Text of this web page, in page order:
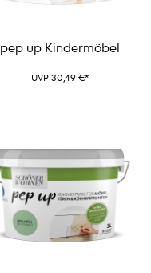
pep up Kindermöbel
UVP 30,49 €*